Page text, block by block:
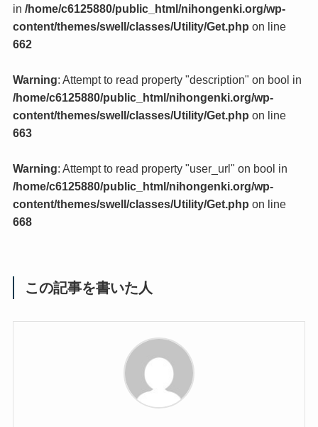
in /home/c6125880/public_html/nihongenki.org/wp-
content/themes/swell/classes/Utility/Get.php on line
662
Warning: Attempt to read property "description" on bool in
/home/c6125880/public_html/nihongenki.org/wp-
content/themes/swell/classes/Utility/Get.php on line
663
Warning: Attempt to read property "user_url" on bool in
/home/c6125880/public_html/nihongenki.org/wp-
content/themes/swell/classes/Utility/Get.php on line
668
この記事を書いた人